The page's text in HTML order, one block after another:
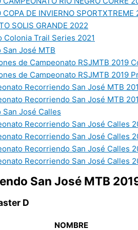
COPA DE INVIERNO SPORTXTREME
SOLIS GRANDE 2022
Colonia Trail Series 2021
José MTB
de Campeonato RSJMTB 2019
de Campeonato RSJMTB 2019
Recorriendo San José MTB
Recorriendo San José MTB
José Calles
Recorriendo San José Calles
Recorriendo San José Calles
Recorriendo San José Calles
Recorriendo San José Calles
San José MTB
D
NOMBRE